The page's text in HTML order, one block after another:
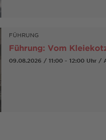
FÜHRUNG
Führung: Vom
09.08.2026 / 11:00 - 12:00 Uhr /